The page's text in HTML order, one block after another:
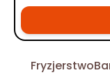
Fryzjerstwo